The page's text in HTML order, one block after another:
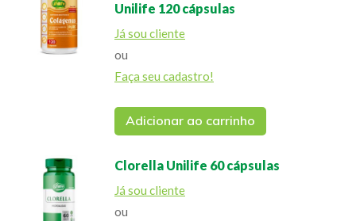
Unilife 120 cápsulas
Já sou cliente
ou
Faça seu cadastro!
Adicionar ao carrinho
Clorella Unilife 60 cápsulas
Já sou cliente
ou